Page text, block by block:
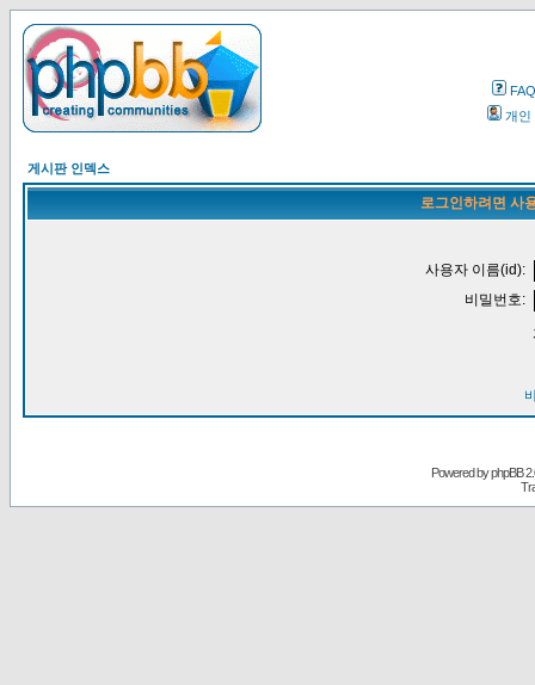
FAQ
개인
게시판 인덱스
로그인하려면 사
사용자 이름(id):
비밀번호:
Powered byphpBB